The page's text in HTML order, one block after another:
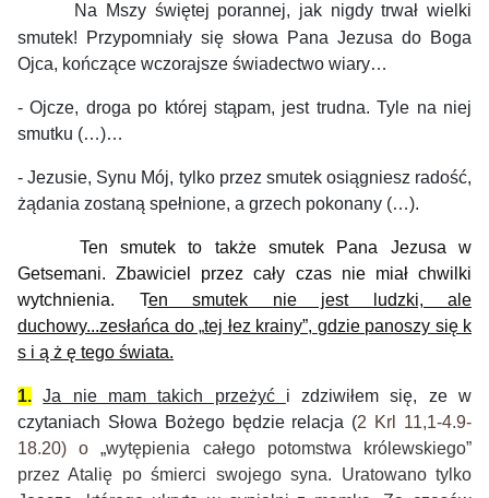
Na Mszy świętej porannej, jak nigdy trwałwielki
smutek!
Przypomniały się słowa Pana Jezusa do Boga
Ojca, kończące wczorajsze świadectwo wiary…
- Ojcze, droga po której stąpam, jest trudna. Tyle na niej
smutku (…)…
- Jezusie, Synu Mój, tylko przez smutek osiągniesz radość,
żądania zostaną spełnione, a grzech pokonany (…).
Ten smutek to także smutek Pana Jezusa w
Getsemani.Zbawiciel przez cały czas nie miał chwilki
wytchnienia. Ten smutek nie jest
ludzki, ale
duchowy...zesłańca do „tej łez krainy”, gdzie panoszy się k
s i ą ż ę tego świata.
1. Ja nie mamtakich przeżyć izdziwiłem się, ze
w
czytaniach Słowa Bożegobędzie relacja (2 Krl 11,1-4.9-
18.20) o„wytępienia całego potomstwa królewskiego”
przez Atalię po śmierci swojego syna. Uratowano tylko